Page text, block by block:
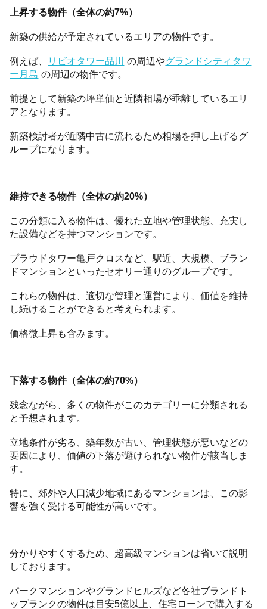
上昇する物件（全体の約7%）
新築の供給が予定されているエリアの物件です。
例えば、 リビオタワー品川 の周辺やグランドシティタワ
ー月島 の周辺の物件です。
前提として新築の坪単価と近隣相場が乖離しているエリ
アとなります。
新築検討者が近隣中古に流れるため相場を押し上げるグ
ループになります。
維持できる物件（全体の約20%）
この分類に入る物件は、優れた立地や管理状態、充実し
た設備などを持つマンションです。
プラウドタワー亀戸クロスなど、駅近、大規模、ブラン
ドマンションといったセオリー通りのグループです。
これらの物件は、適切な管理と運営により、価値を維持
し続けることができると考えられます。
価格微上昇も含みます。
下落する物件（全体の約70%）
残念ながら、多くの物件がこのカテゴリーに分類される
と予想されます。
立地条件が劣る、築年数が古い、管理状態が悪いなどの
要因により、価値の下落が避けられない物件が該当しま
す。
特に、郊外や人口減少地域にあるマンションは、この影
響を強く受ける可能性が高いです。
分かりやすくするため、超高級マンションは省いて説明
しております。
パークマンションやグランドヒルズなど各社ブランドト
ップランクの物件は目安5億以上、住宅ローンで購入する